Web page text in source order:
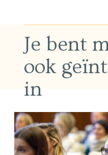
Je bent
ook
in